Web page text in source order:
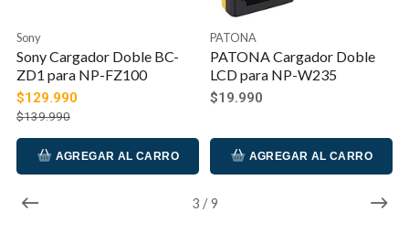
3 / 9
Sony
Sony Cargador Doble BC-
ZD1 para NP-FZ100
$129.990
$139.990
AGREGAR AL CARRO
PATONA
PATONA Cargador Doble
LCD para NP-W235
$19.990
AGREGAR AL CARRO